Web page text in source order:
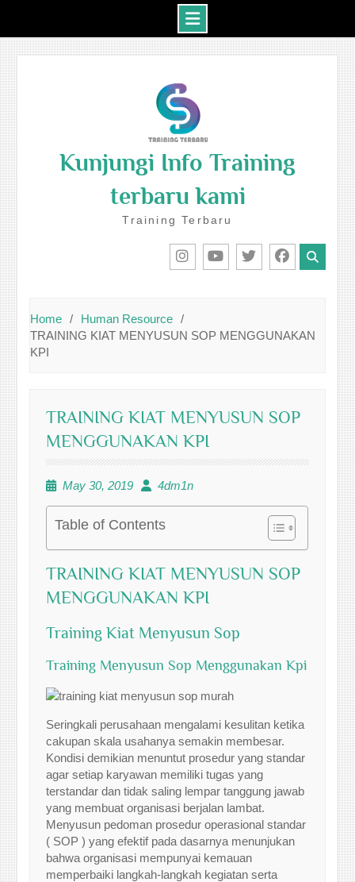
Kunjungi Info Training
terbaru kami
Training Terbaru
Home
Human Resource
TRAINING KIAT MENYUSUN SOP MENGGUNAKAN
KPI
TRAINING KIAT MENYUSUN SOP
MENGGUNAKAN KPI
May 30, 2019 4dm1n
Table of Contents
TRAINING KIAT MENYUSUN SOP
MENGGUNAKAN KPI
Training Kiat Menyusun Sop
Training Menyusun Sop Menggunakan Kpi
Seringkali perusahaan mengalami kesulitan ketika
cakupan skala usahanya semakin membesar.
Kondisi demikian menuntut prosedur yang standar
agar setiap karyawan memiliki tugas yang
terstandar dan tidak saling lempar tanggung jawab
yang membuat organisasi berjalan lambat.
Menyusun pedoman prosedur operasional standar
( SOP ) yang efektif pada dasarnya menunjukan
bahwa organisasi mempunyai kemauan
memperbaiki langkah-langkah kegiatan serta